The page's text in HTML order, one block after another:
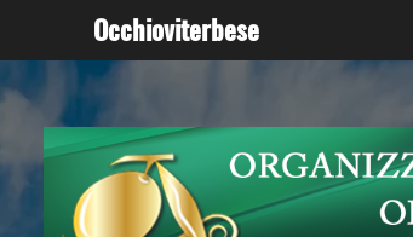
Occhioviterbese